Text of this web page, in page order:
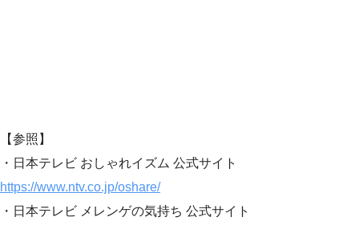
【参照】
・日本テレビ おしゃれイズム 公式サイト
https://www.ntv.co.jp/oshare/
・日本テレビ メレンゲの気持ち 公式サイト